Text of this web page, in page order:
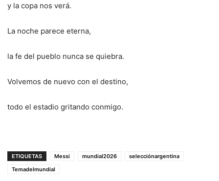
y la copa nos verá.
La noche parece eterna,
la fe del pueblo nunca se quiebra.
Volvemos de nuevo con el destino,
todo el estadio gritando conmigo.
ETIQUETAS Messi mundial2026
selecciónargentina
Temadelmundial